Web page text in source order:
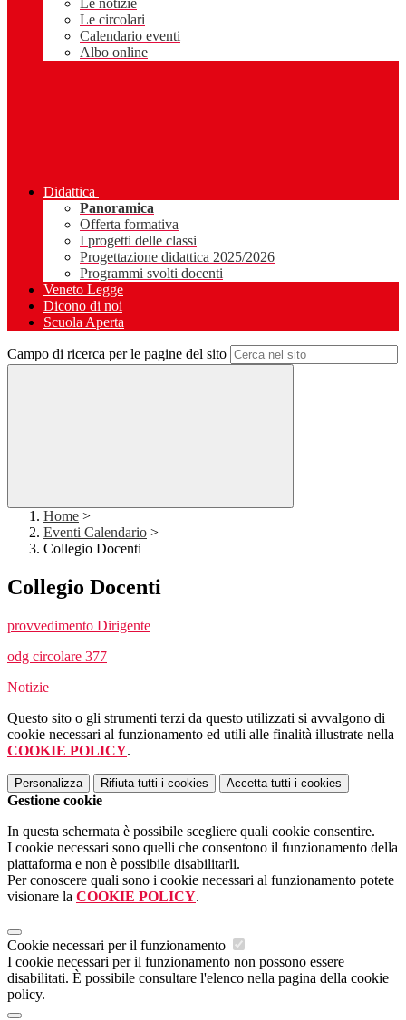
Le notizie
Le circolari
Calendario eventi
Albo online
Didattica
Panoramica
Offerta formativa
I progetti delle classi
Progettazione didattica 2025/2026
Programmi svolti docenti
Veneto Legge
Dicono di noi
Scuola Aperta
Campo di ricerca per le pagine del sito
Home >
Eventi Calendario >
Collegio Docenti
Collegio Docenti
provvedimento Dirigente
odg circolare 377
Notizie
Questo sito o gli strumenti terzi da questo utilizzati si avvalgono di
cookie necessari al funzionamento ed utili alle finalità illustrate nella
COOKIE POLICY.
Personalizza Rifiuta tutti i cookies Accetta tutti i cookies
Gestione cookie
In questa schermata è possibile scegliere quali cookie consentire.
I cookie necessari sono quelli che consentono il funzionamento della
piattaforma e non è possibile disabilitarli.
Per conoscere quali sono i cookie necessari al funzionamento potete
visionare la COOKIE POLICY.
Cookie necessari per il funzionamento
I cookie necessari per il funzionamento non possono essere
disabilitati. È possibile consultare l'elenco nella pagina della cookie
policy.